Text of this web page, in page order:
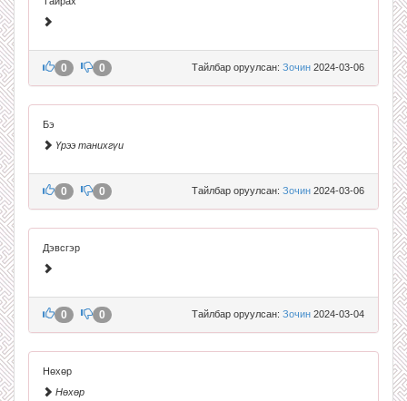
Тайлбар оруулсан: Зочин 2024-03-06
0 0
Бэ
Үрээ танихгүи
Тайлбар оруулсан: Зочин 2024-03-06
0 0
Дэвсгэр
Тайлбар оруулсан: Зочин 2024-03-04
0 0
Нөхөр
Нөхөр